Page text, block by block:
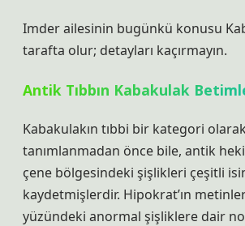
Imder ailesinin bugünkü konusu
tarafta olur; detayları kaçırmayın.
Antik Tıbbın Kabakulak
Kabakulakın tıbbi bir kategori olarak
tanımlanmadan önce bile, antik
çene bölgesindeki şişlikleri çeşitli
kaydetmişlerdir. Hipokrat’ın
yüzündeki anormal şişliklere dair